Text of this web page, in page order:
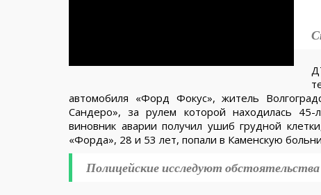
автомобиля «Форд Фокус», житель
Сандеро», за рулем которой находилась 45-
виновник аварии получил ушиб грудной
«Форда», 28 и 53 лет, попали в Каменскую
Полицейские исследуют